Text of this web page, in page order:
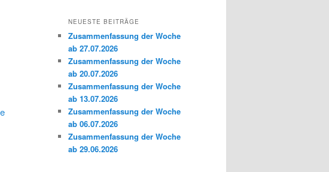
NEUESTE BEITRÄGE
Zusammenfassung der Woche
ab 27.07.2026
Zusammenfassung der Woche
ab 20.07.2026
Zusammenfassung der Woche
ab 13.07.2026
Zusammenfassung der Woche
ab 06.07.2026
Zusammenfassung der Woche
ab 29.06.2026